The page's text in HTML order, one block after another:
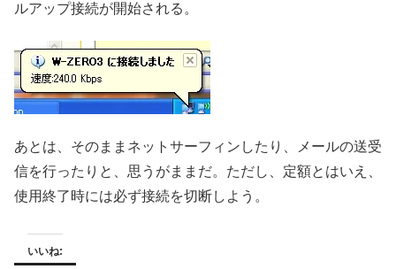
ルアップ接続が開始される。
あとは、そのままネットサーフィンしたり、メールの送受
信を行ったりと、思うがままだ。ただし、定額とはいえ、
使用終了時には必ず接続を切断しよう。
いいね: